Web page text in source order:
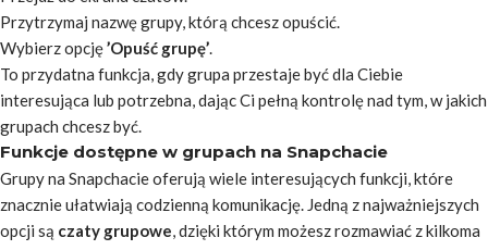
Przytrzymaj nazwę grupy, którą chcesz opuścić.
Wybierz opcję’Opuść grupę’.
To przydatna funkcja, gdy grupa przestaje być dla Ciebie
interesująca lub potrzebna, dając Ci pełną kontrolę nad tym, w jakich
grupach chcesz być.
Funkcje dostępne w grupach na Snapchacie
Grupy na Snapchacie oferują wiele interesujących funkcji, które
znacznie ułatwiają codzienną komunikację. Jedną z najważniejszych
opcji są czaty grupowe, dzięki którym możesz rozmawiać z kilkoma